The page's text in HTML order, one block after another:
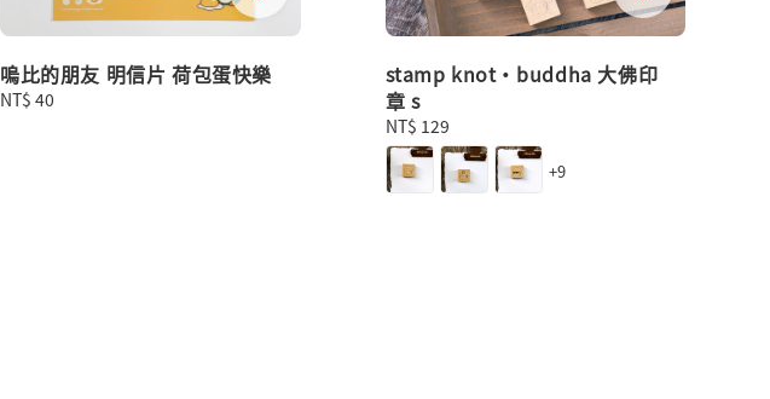
嗚比的朋友 明信片 荷包蛋快樂
Regular
NT$ 40
stamp knot・buddha 大佛印
章 s
Regular
price
NT$ 129
+9